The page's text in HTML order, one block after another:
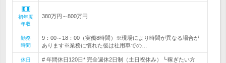
初年度
年収
380万円～800万円
勤務
時間
9：00～18：00（実働8時間）※現場により時間が異なる場合が
あります※業務に慣れた後は社用車での…
休日
# 年間休日120日* 完全週休2日制（土日祝休み）┗稼ぎたい方